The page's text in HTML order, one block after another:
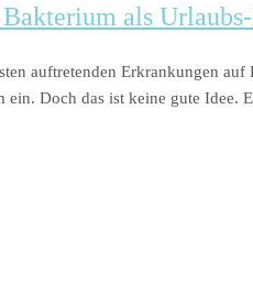
als
auftretenden Erkrankungen
Doch das ist keine gute